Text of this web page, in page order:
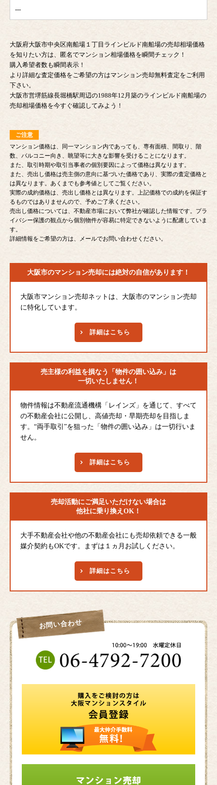
---
大阪府大阪市中央区南船場１丁目ラインビルド南船場の売却相場価格
を知りたい方は、匿名でマンション相場価格を瞬間チェック！
購入希望者数も瞬間表示！
より詳細な査定価格をご希望の方はマンション売却無料査定をご利用
下さい。
大阪市営堺筋線長堀橋駅周辺の1988年12月築のラインビルド南船場の
売却相場価格を今すぐ確認してみよう！
ご注意
マンション価格は、同一マンション内であっても、専有面積、間取り、階
数、バルコニー向き、眺望等に大きな影響を受けることになります。
また、取引時期や取引当事者の個別要因によって価格は異なります。
また、売出し価格は売主側の意向に基づいた価格であり、実際の査定価格と
は異なります。あくまでも参考値としてご覧ください。
実際の成約価格は、売出し価格とは異なります。上記価格での成約を保証す
るものではありませんので、予めご了承ください。
売出し価格については、不動産市場において弊社が確認した情報です。プラ
イバシー保護の観点から個別物件が容易に特定できないように配慮していま
す。
詳細情報をご希望の方は、メールでお問い合わせください。
大阪市のマンション売却には絶対の自信があります！
大阪市マンション売却ネットは、大阪市のマンション売却
に特化しています。
詳細はこちら
売主様の利益を損なう
「物件の囲い込み」は
一切いたしません！
物件情報は不動産流通機構「レインズ」を通じて、すべて
の不動産会社に公開し、高値売却・早期売却を目指しま
す。“両手取引”を狙った「物件の囲い込み」は一切行いま
せん。
詳細はこちら
売却活動にご満足いただけない場合は
他社に乗り換えOK！
大手不動産会社や他の不動産会社にも売却依頼できる一般
媒介契約もOKです。まずは１ヵ月お試しください。
詳細はこちら
お問い合わせ